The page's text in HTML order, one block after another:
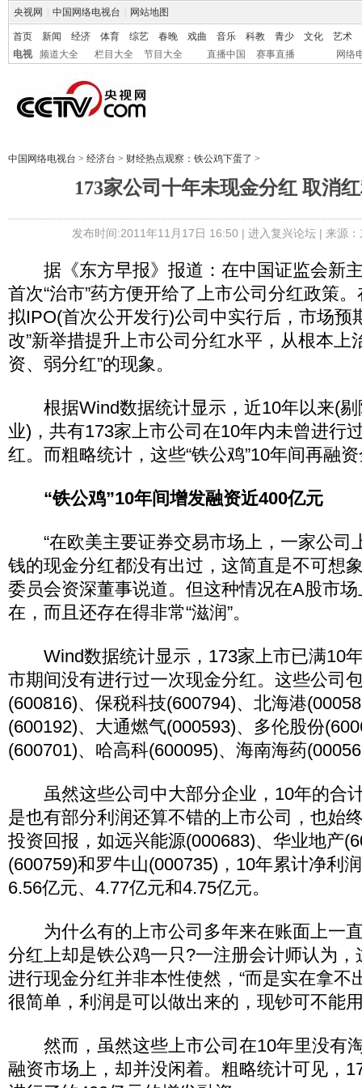
央视网 中国网络电视台 网站地图
首页 新闻 经济 体育 综艺 春晚 戏曲 音乐 科教 青少 文化
艺术
电视
频道大全 栏目大全 节目大全 直播中国 赛事直播 网络
中国网络电视台 > 经济台 > 财经热点观察：铁公鸡下蛋了 >
173家公司十年未现金分红 取消
发布时间:2011年11月17日 16:50 | 进入复兴论坛| 来源
据《东方早报》报道：在中国证监会新
首次“治市”药方便开给了上市公司分红政策
拟IPO(首次公开发行)公司中实行后，市场预
改”新举措提升上市公司分红水平，从根本上
资、弱分红”的现象。
根据Wind数据统计显示，近10年以来(剔
业)，共有173家上市公司在10年内未曾进行
红。而粗略统计，这些“铁公鸡”10年间再融
“铁公鸡”10年间增发融资近400亿元
“在欧美主要证券交易市场上，一家公司
钱的现金分红都没有出过，这简直是不可想
委员会资深董事说道。但这种情况在A股市
在，而且还存在得非常“滋润”。
Wind数据统计显示，173家上市已满10
市期间没有进行过一次现金分红。这些公司
(600816)、保税科技(600794)、北海港
(600192)、大通燃气(000593)、多伦股份
(600701)、哈高科(600095)、海南海药
虽然这些公司中大部分企业，10年的合
是也有部分利润还算不错的上市公司，也始
投资回报，如远兴能源(000683)、华业地产
(600759)和罗牛山(000735)，10年累计净利
6.56亿元、4.77亿元和4.75亿元。
为什么有的上市公司多年来在账面上一
分红上却是铁公鸡一只?一注册会计师认为
进行现金分红并非本性使然，“而是实在拿不
很简单，利润是可以做出来的，现钞可不能
然而，虽然这些上市公司在10年里没有
融资市场上，却并没闲着。粗略统计可见，